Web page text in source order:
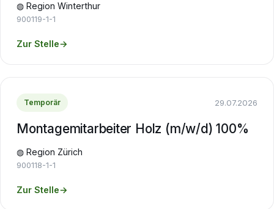
◍ Region Winterthur
900119-1-1
Zur Stelle→
Temporär 29.07.2026
Montagemitarbeiter Holz (m/w/d) 100%
◍ Region Zürich
900118-1-1
Zur Stelle→